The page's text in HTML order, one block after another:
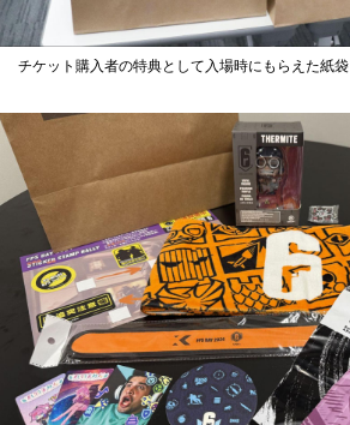
チケット購入者の特典として入場時にもらえた紙袋